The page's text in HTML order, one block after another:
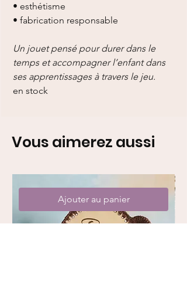
• esthétisme
• fabrication responsable
Un jouet pensé pour durer dans le
temps et accompagner l’enfant dans
ses apprentissages à travers le jeu.
en stock
Vous aimerez aussi
Ajouter au panier